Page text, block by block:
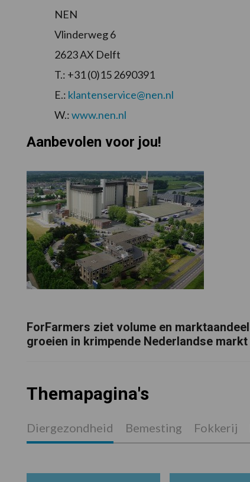
NEN
Vlinderweg 6
2623 AX Delft
T.: +31 (0)15 2690391
E.: klantenservice@nen.nl
W.:www.nen.nl
Aanbevolen voor jou!
ForFarmers ziet volume en marktaandeel
groeien in krimpende Nederlandse markt
Themapagina's
Diergezondheid Bemesting Fokkerij